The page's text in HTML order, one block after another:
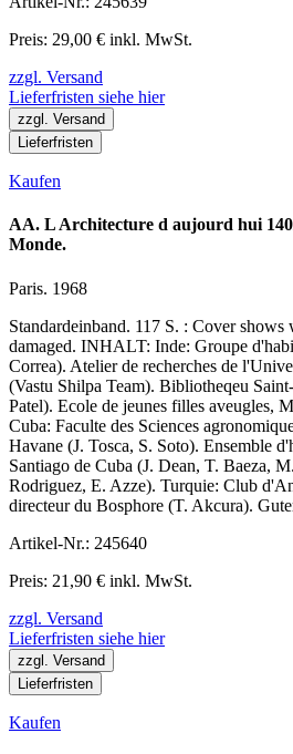
Preis: 29,00 € inkl. MwSt.
zzgl. Versand
Lieferfristen siehe hier
zzgl. Versand
Lieferfristen
Kaufen
AA. L Architecture d aujourd hui
Monde.
Paris. 1968
Standardeinband. 117 S. : Cover
damaged. INHALT: Inde: Groupe
Correa). Atelier de recherches de
(Vastu Shilpa Team). Bibliotheqeu
Patel). Ecole de jeunes filles aveugles,
Cuba: Faculte des Sciences
Havane (J. Tosca, S. Soto). Ensemble
Santiago de Cuba (J. Dean, T. Baeza,
Rodriguez, E. Azze). Turquie: Club
directeur du Bosphore (T. Akcura).
Artikel-Nr.: 245640
Preis: 21,90 € inkl. MwSt.
zzgl. Versand
Lieferfristen siehe hier
zzgl. Versand
Lieferfristen
Kaufen